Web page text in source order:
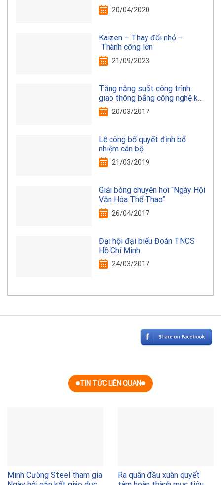
20/04/2020
Kaizen – Thay đổi nhỏ –
Thành công lớn
21/09/2023
Tăng năng suất công trình
giao thông bằng công nghệ kết
cấu thép
20/03/2017
Lễ công bố quyết định bổ
nhiệm cán bộ
21/03/2019
Giải bóng chuyền hơi “Ngày Hội
Văn Hóa Thể Thao”
26/04/2017
Đại hội đại biểu Đoàn TNCS
Hồ Chí Minh
24/03/2017
TIN TỨC LIÊN QUAN
Minh Cường Steel tham gia
Ra quân đầu xuân quyết